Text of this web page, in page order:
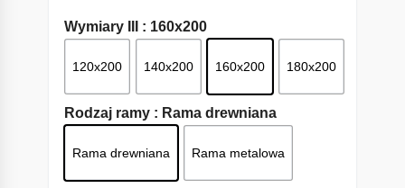
Wymiary III : 160x200
120x200 140x200 160x200 180x200
Rodzaj ramy : Rama drewniana
Rama drewniana Rama metalowa